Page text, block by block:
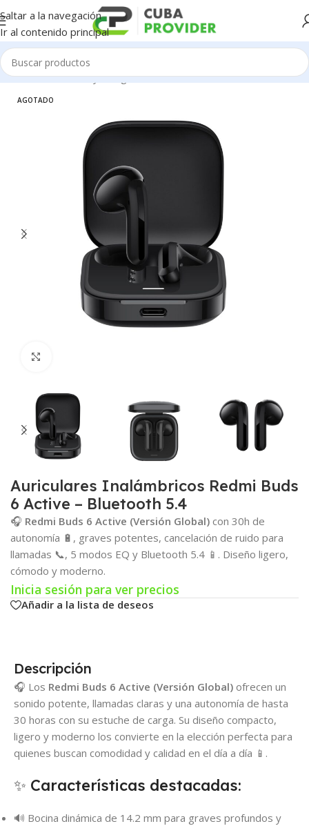
Saltar a la navegación
Ir al contenido principal
Inicio/Accesorios y Gadgets/Audifonos
AGOTADO
Auriculares Inalámbricos Redmi Buds
6 Active – Bluetooth 5.4
🎧 Redmi Buds 6 Active (Versión Global) con 30h de
autonomía 🔋, graves potentes, cancelación de ruido para
llamadas 📞, 5 modos EQ y Bluetooth 5.4 📱. Diseño ligero,
cómodo y moderno.
Inicia sesión para ver precios
Añadir a la lista de deseos
Descripción
🎧 Los Redmi Buds 6 Active (Versión Global) ofrecen un
sonido potente, llamadas claras y una autonomía de hasta
30 horas con su estuche de carga. Su diseño compacto,
ligero y moderno los convierte en la elección perfecta para
quienes buscan comodidad y calidad en el día a día 📱.
✨ Características destacadas:
🔊 Bocina dinámica de 14.2 mm para graves profundos y